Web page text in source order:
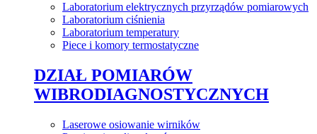
Laboratorium elektrycznych przyrządów pomiarowych
Laboratorium ciśnienia
Laboratorium temperatury
Piece i komory termostatyczne
DZIAŁ POMIARÓW
WIBRODIAGNOSTYCZNYCH
Laserowe osiowanie wirników